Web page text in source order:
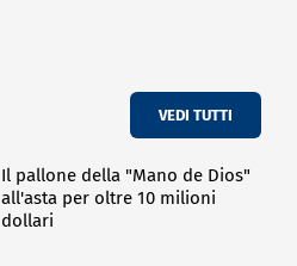
VEDI TUTTI
Il pallone della "Mano de Dios"
all'asta per oltre 10 milioni
dollari